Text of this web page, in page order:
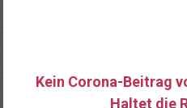
Kein Corona-Beitrag
Haltet die